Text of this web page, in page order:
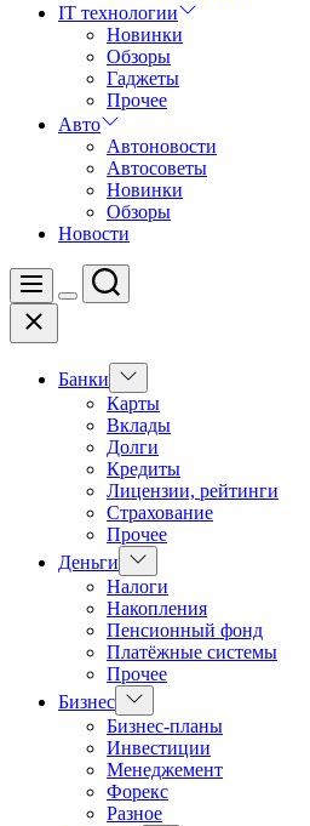
IT технологии
Новинки
Обзоры
Гаджеты
Прочее
Авто
Автоновости
Автосоветы
Новинки
Обзоры
Новости
Меню
Цвет
Поиск
Закрыть
Банки
Показать
подменю
Карты
Вклады
Долги
Кредиты
Лицензии, рейтинги
Страхование
Прочее
Деньги
Показать
подменю
Налоги
Накопления
Пенсионный фонд
Платёжные системы
Прочее
Бизнес Показать
подменю
Бизнес-планы
Инвестиции
Менеджемент
Форекс
Разное